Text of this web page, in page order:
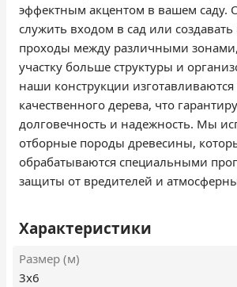
эффектным акцентом в вашем саду.
служить входом в сад или
проходы между различными
участку больше структуры и
наши конструкции изготавливаются
качественного дерева, что
долговечность и надежность. Мы
отборные породы древесины,
обрабатываются специальными
защиты от вредителей и
Характеристики
Размер (м)
3х6